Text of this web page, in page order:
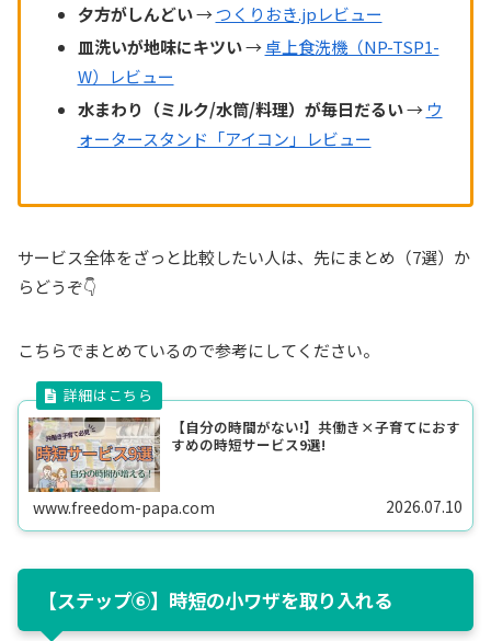
夕方がしんどい→つくりおき.jpレビュー
皿洗いが地味にキツい→卓上食洗機（NP-TSP1-
W）レビュー
水まわり（ミルク/水筒/料理）が毎日だるい→ ウ
ォータースタンド「アイコン」レビュー
サービス全体をざっと比較したい人は、先にまとめ（7選）か
らどうぞ👇
こちらでまとめているので参考にしてください。
【自分の時間がない!】共働き×子育てにおす
すめの時短サービス9選!
www.freedom-papa.com 2026.07.10
【ステップ⑥】時短の小ワザを取り入れる